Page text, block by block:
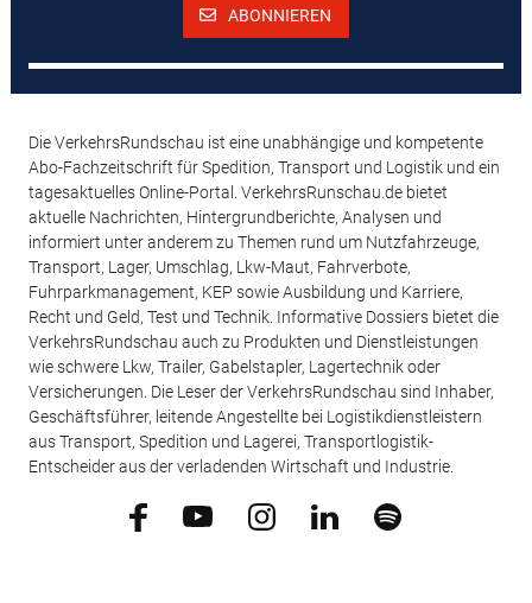
ABONNIEREN
Die VerkehrsRundschau ist eine unabhängige und kompetente
Abo-Fachzeitschrift für Spedition, Transport und Logistik und ein
tagesaktuelles Online-Portal. VerkehrsRunschau.de bietet
aktuelle Nachrichten, Hintergrundberichte, Analysen und
informiert unter anderem zu Themen rund um Nutzfahrzeuge,
Transport, Lager, Umschlag, Lkw-Maut, Fahrverbote,
Fuhrparkmanagement, KEP sowie Ausbildung und Karriere,
Recht und Geld, Test und Technik. Informative Dossiers bietet die
VerkehrsRundschau auch zu Produkten und Dienstleistungen
wie schwere Lkw, Trailer, Gabelstapler, Lagertechnik oder
Versicherungen. Die Leser der VerkehrsRundschau sind Inhaber,
Geschäftsführer, leitende Angestellte bei Logistikdienstleistern
aus Transport, Spedition und Lagerei, Transportlogistik-
Entscheider aus der verladenden Wirtschaft und Industrie.